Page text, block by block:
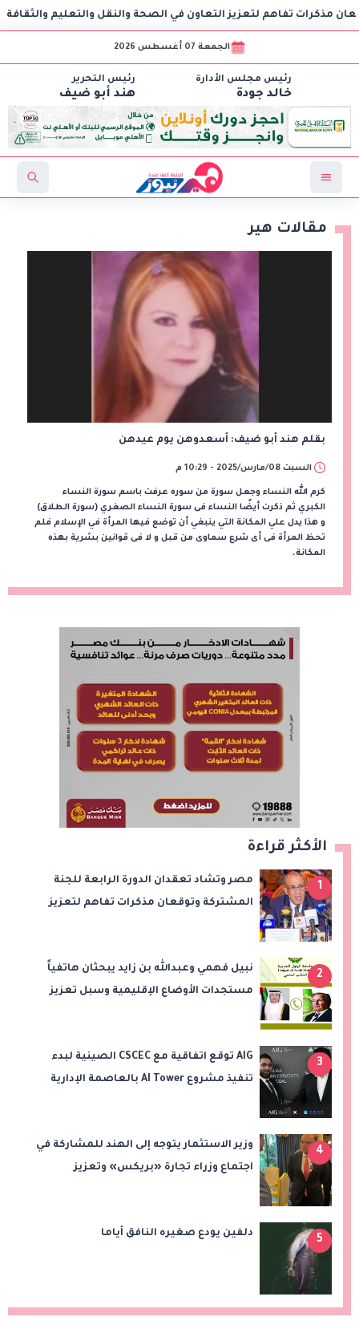
تفاهم لتعزيز التعاون في الصحة والنقل والتعليم والثقافة
الجمعة 07 أغسطس 2026
رئيس مجلس الأدارة
خالد جودة
رئيس التحرير
هند أبو ضيف
مقالات هير
بقلم هند أبو ضيف: أسعدوهن يوم عيدهن
السبت 08/مارس/2025 - 10:29 م
كرم الله النساء وجعل سورة من سوره عرفت باسم سورة النساء
الكبري ثم ذكرت أيضًا النساء فى سورة النساء الصغري (سورة الطلاق)
و هذا يدل علي المكانة التي ينبغي أن توضع فيها المرأة في الإسلام فلم
تحظ المرأة فى أى شرع سماوى من قبل و لا فى قوانين بشرية بهذه
المكانة.
الأكثر قراءة
1
مصر وتشاد تعقدان الدورة الرابعة للجنة
المشتركة وتوقعان مذكرات تفاهم لتعزيز
2
نبيل فهمي وعبدالله بن زايد يبحثان هاتفياً
مستجدات الأوضاع الإقليمية وسبل تعزيز
3
AIG توقع اتفاقية مع CSCEC الصينية لبدء
تنفيذ مشروع AI Tower بالعاصمة الإدارية
4
وزير الاستثمار يتوجه إلى الهند للمشاركة في
اجتماع وزراء تجارة «بريكس» وتعزيز
5
دلفين يودع صغيره النافق أياما